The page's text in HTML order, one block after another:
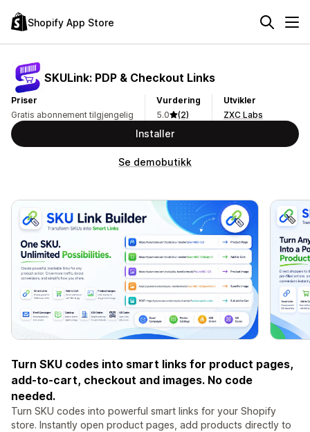
Shopify App Store
SKULink: PDP & Checkout Links
Priser
Gratis abonnement tilgjengelig
Vurdering
5.0
(2)
Utvikler
ZXC Labs
Installer
Se demobutikk
Turn SKU codes into smart links for product pages,
add-to-cart, checkout and images. No code
needed.
Turn SKU codes into powerful smart links for your Shopify
store. Instantly open product pages, add products directly to